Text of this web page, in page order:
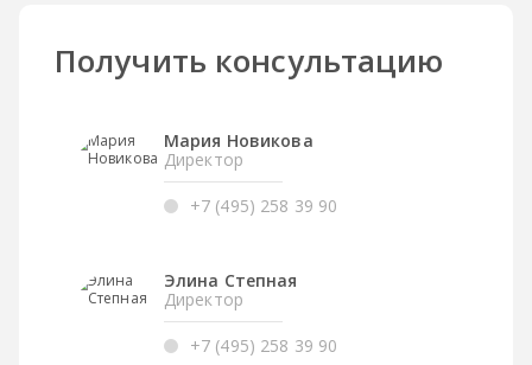
Получить консультацию
Мария Новикова
Директор
+7 (495) 258 39 90
Элина Степная
Директор
+7 (495) 258 39 90